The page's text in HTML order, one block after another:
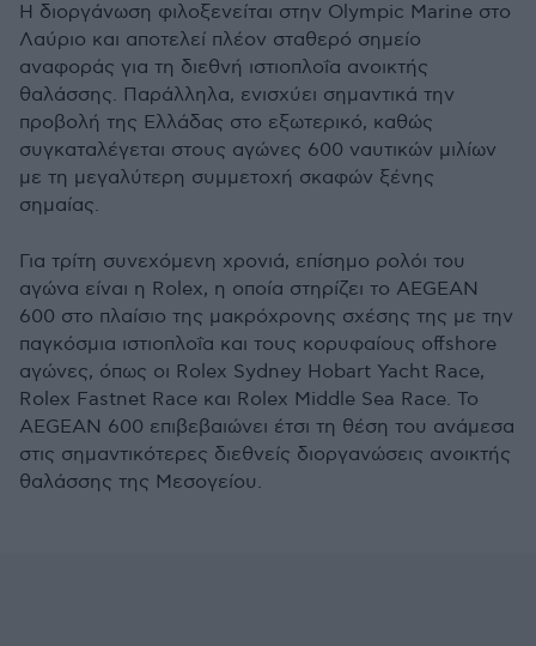
Η διοργάνωση φιλοξενείται στην Olympic Marine στο
Λαύριο και αποτελεί πλέον σταθερό σημείο
αναφοράς για τη διεθνή ιστιοπλοΐα ανοικτής
θαλάσσης. Παράλληλα, ενισχύει σημαντικά την
προβολή της Ελλάδας στο εξωτερικό, καθώς
συγκαταλέγεται στους αγώνες 600 ναυτικών μιλίων
με τη μεγαλύτερη συμμετοχή σκαφών ξένης
σημαίας.
Για τρίτη συνεχόμενη χρονιά, επίσημο ρολόι του
αγώνα είναι η Rolex, η οποία στηρίζει το AEGEAN
600 στο πλαίσιο της μακρόχρονης σχέσης της με την
παγκόσμια ιστιοπλοΐα και τους κορυφαίους offshore
αγώνες, όπως οι Rolex Sydney Hobart Yacht Race,
Rolex Fastnet Race και Rolex Middle Sea Race. Το
AEGEAN 600 επιβεβαιώνει έτσι τη θέση του ανάμεσα
στις σημαντικότερες διεθνείς διοργανώσεις ανοικτής
θαλάσσης της Μεσογείου.